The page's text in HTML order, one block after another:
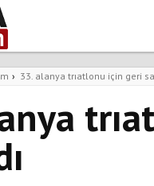
› 33. alanya trıatlonu için geri